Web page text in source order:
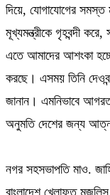
দিয়ে, যোগাযোগের সমস্ত
মূখ্যমন্ত্রীকে গৃহবন্দী
এতে আমাদের আশংকা
করছে। এসময় তিনি দেওবন্দ
জানান। এমনিভাবে
অনুমতি দেশের জন্য
নগর সহসভাপতি মাও.
বাংলাদেশ খেলাফত